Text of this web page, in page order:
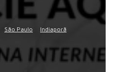
São Paulo Indiaporã